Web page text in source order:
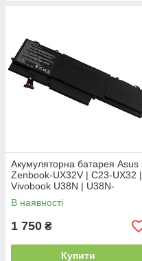
Акумуляторна батарея Asus
Zenbook-UX32V | C23-UX32 |
Vivobook U38N | U38N-
C4004H | U38K Zenbook
В наявності
1 750 ₴
Купити